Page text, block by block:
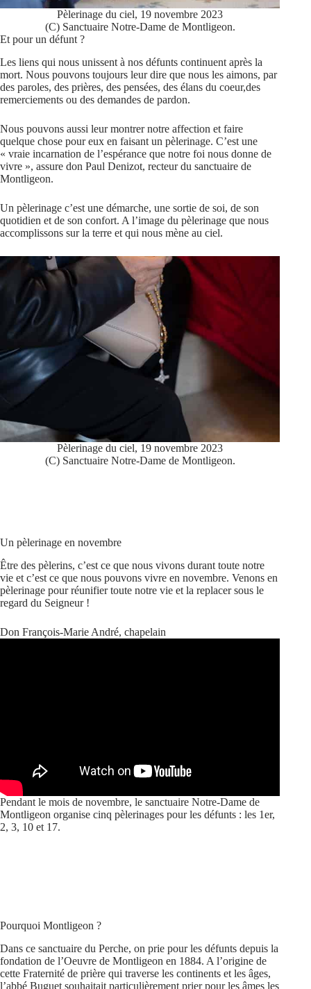
Pèlerinage du ciel, 19 novembre 2023
(C) Sanctuaire Notre-Dame de Montligeon.
Et pour un défunt ?
Les liens qui nous unissent à nos défunts continuent après la
mort. Nous pouvons toujours leur dire que nous les aimons, par
des paroles, des prières, des pensées, des élans du coeur,des
remerciements ou des demandes de pardon.
Nous pouvons aussi leur montrer notre affection et faire
quelque chose pour eux en faisant un pèlerinage. C’est une
« vraie incarnation de l’espérance que notre foi nous donne de
vivre », assure don Paul Denizot, recteur du sanctuaire de
Montligeon.
Un pèlerinage c’est une démarche, une sortie de soi, de son
quotidien et de son confort. A l’image du pèlerinage que nous
accomplissons sur la terre et qui nous mène au ciel.
Pèlerinage du ciel, 19 novembre 2023
(C) Sanctuaire Notre-Dame de Montligeon.
Un pèlerinage en novembre
Être des pèlerins, c’est ce que nous vivons durant toute notre
vie et c’est ce que nous pouvons vivre en novembre. Venons en
pèlerinage pour réunifier toute notre vie et la replacer sous le
regard du Seigneur !
Don François-Marie André, chapelain
Pendant le mois de novembre, le sanctuaire Notre-Dame de
Montligeon organise cinq pèlerinages pour les défunts : les 1er,
2, 3, 10 et 17.
Pourquoi Montligeon ?
Dans ce sanctuaire du Perche, on prie pour les défunts depuis la
fondation de l’Oeuvre de Montligeon en 1884. A l’origine de
cette Fraternité de prière qui traverse les continents et les âges,
l’abbé Buguet souhaitait particulièrement prier pour les âmes les